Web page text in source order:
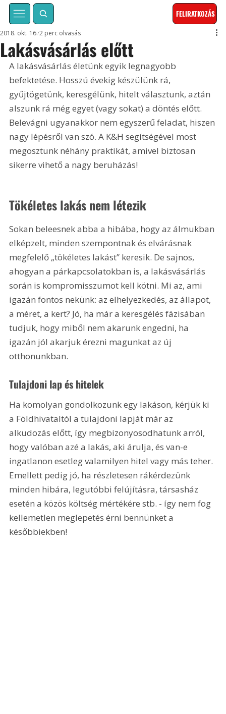
FELIRATKOZÁS
Lakásvásárlás előtt
2018. okt. 16. 2 perc olvasás
A lakásvásárlás életünk egyik legnagyobb
befektetése. Hosszú évekig készülünk rá,
gyűjtögetünk, keresgélünk, hitelt választunk, aztán
alszunk rá még egyet (vagy sokat) a döntés előtt.
Belevágni ugyanakkor nem egyszerű feladat, hiszen
nagy lépésről van szó. A K&H segítségével most
megosztunk néhány praktikát, amivel biztosan
sikerre vihető a nagy beruházás!
Tökéletes lakás nem létezik
Sokan beleesnek abba a hibába, hogy az álmukban
elképzelt, minden szempontnak és elvárásnak
megfelelő „tökéletes lakást” keresik. De sajnos,
ahogyan a párkapcsolatokban is, a lakásvásárlás
során is kompromisszumot kell kötni. Mi az, ami
igazán fontos nekünk: az elhelyezkedés, az állapot,
a méret, a kert? Jó, ha már a keresgélés fázisában
tudjuk, hogy miből nem akarunk engedni, ha
igazán jól akarjuk érezni magunkat az új
otthonunkban.
Tulajdoni lap és hitelek
Ha komolyan gondolkozunk egy lakáson, kérjük ki
a Földhivataltól a tulajdoni lapját már az
alkudozás előtt, így megbizonyosodhatunk arról,
hogy valóban azé a lakás, aki árulja, és van-e
ingatlanon esetleg valamilyen hitel vagy más teher.
Emellett pedig jó, ha részletesen rákérdezünk
minden hibára, legutóbbi felújításra, társasház
esetén a közös költség mértékére stb. - így nem fog
kellemetlen meglepetés érni bennünket a
későbbiekben!